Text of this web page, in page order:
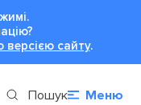
сайту.
Пошук Меню